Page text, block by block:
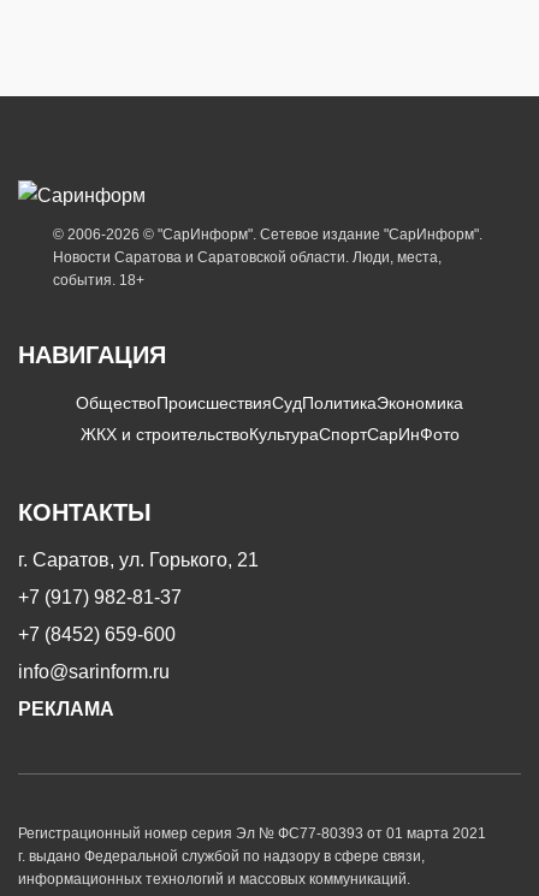
© 2006-2026 © "СарИнформ". Сетевое издание "СарИнформ".
Новости Саратова и Саратовской области. Люди, места,
события. 18+
НАВИГАЦИЯ
ОбществоПроисшествияСудПолитикаЭкономика
ЖКХ и строительствоКультураСпортСарИнФото
КОНТАКТЫ
г. Саратов, ул. Горького, 21
+7 (917) 982-81-37
+7 (8452) 659-600
info@sarinform.ru
РЕКЛАМА
Регистрационный номер серия Эл № ФС77-80393 от 01 марта 2021
г. выдано Федеральной службой по надзору в сфере связи,
информационных технологий и массовых коммуникаций.